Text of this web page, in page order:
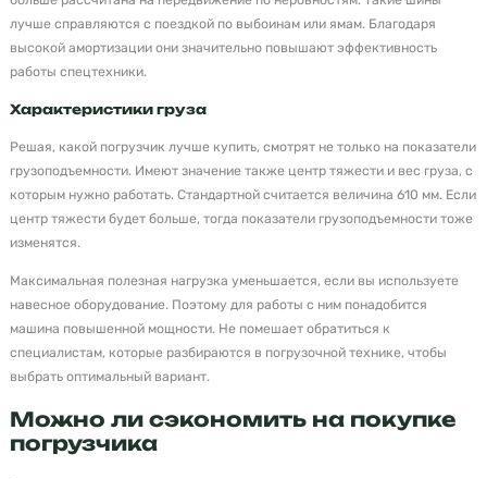
лучше справляются с поездкой по выбоинам или ямам. Благодаря
высокой амортизации они значительно повышают эффективность
работы спецтехники.
Характеристики груза
Решая, какой погрузчик лучше купить, смотрят не только на показатели
грузоподъемности. Имеют значение также центр тяжести и вес груза, с
которым нужно работать. Стандартной считается величина 610 мм. Если
центр тяжести будет больше, тогда показатели грузоподъемности тоже
изменятся.
Максимальная полезная нагрузка уменьшается, если вы используете
навесное оборудование. Поэтому для работы с ним понадобится
машина повышенной мощности. Не помешает обратиться к
специалистам, которые разбираются в погрузочной технике, чтобы
выбрать оптимальный вариант.
Можно ли сэкономить на покупке
погрузчика